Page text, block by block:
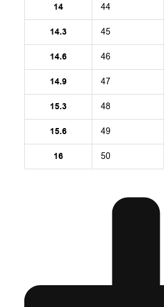
14 44
14.3 45
14.6 46
14.9 47
15.3 48
15.6 49
16 50